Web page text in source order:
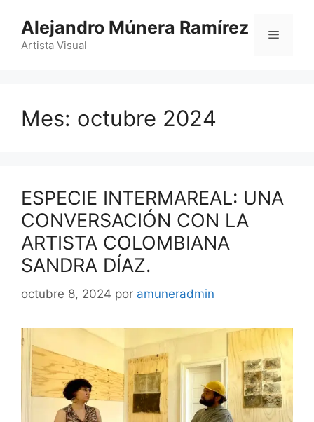
contenido
Alejandro Múnera Ramírez
Artista Visual
Menú
Mes: octubre 2024
ESPECIE INTERMAREAL: UNA
CONVERSACIÓN CON LA
ARTISTA COLOMBIANA
SANDRA DÍAZ.
octubre 8, 2024 por amuneradmin